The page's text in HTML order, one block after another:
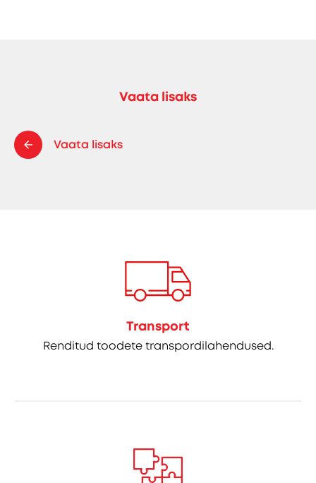
Vaata lisaks
Vaata lisaks
Transport
Renditud toodete transpordilahendused.